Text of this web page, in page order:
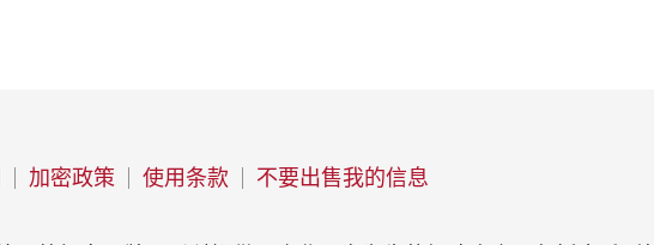
加密政策 使用条款 不要出售我的信息